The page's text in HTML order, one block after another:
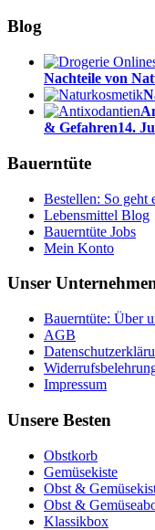
Blog
Nachteile von
& Gefahren14.
Bauerntüte
Bestellen: So geht
Lebensmittel Blog
Bauerntüte Jobs
Mein Konto
Unser
Bauerntüte: Über
AGB
Impressum
Unsere Besten
Obstkorb
Gemüsekiste
Obst &
Obst &
Klassikbox